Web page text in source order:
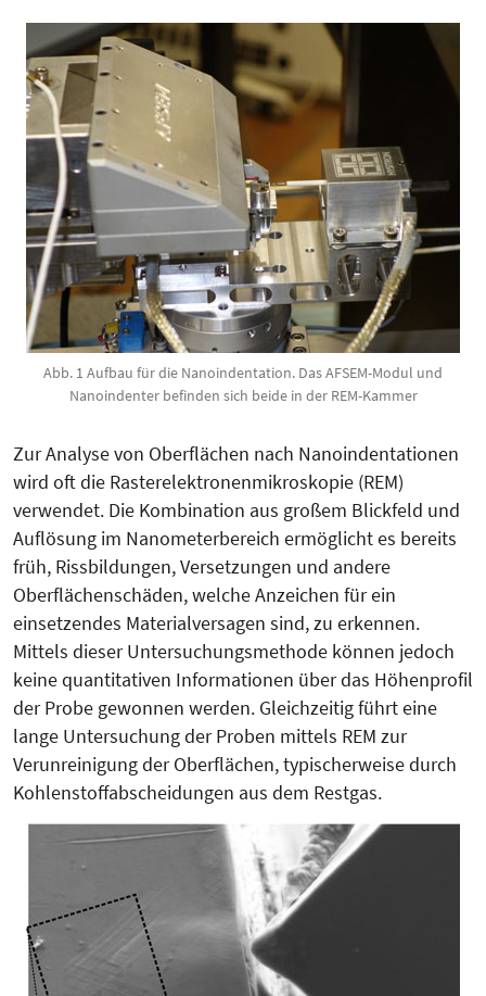
Abb. 1 Aufbau für die Nanoindentation. Das AFSEM-Modul und
Nanoindenter befinden sich beide in der REM-Kammer
Zur Analyse von Oberflächen nach Nanoindentationen
wird oft die Ras­terelektronenmikroskopie (REM)
verwendet. Die Kombination aus gro­ßem Blickfeld und
Auflösung im Nano­meterbereich ermöglicht es bereits
früh, Rissbildungen, Versetzungen und andere
Oberflächenschäden, welche Anzeichen für ein
einsetzendes Materialversagen sind, zu erkennen.
Mittels dieser Untersuchungsmethode können jedoch
keine quantitativen Informationen über das Höhen­pro­­fil
der Probe gewonnen werden. Gleichzeitig führt eine
lange Untersuchung der Proben mittels REM zur
Verunreinigung der Ober­flächen, typischerweise durch
Koh­lenstoffabscheidungen aus dem Rest­gas.